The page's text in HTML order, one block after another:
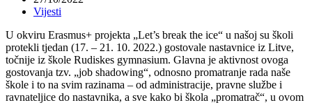
Vijesti
U okviru Erasmus+ projekta „Let’s break the ice“ u našoj su školi
protekli tjedan (17. – 21. 10. 2022.) gostovale nastavnice iz Litve,
točnije iz škole Rudiskes gymnasium. Glavna je aktivnost ovoga
gostovanja tzv. „job shadowing“, odnosno promatranje rada naše
škole i to na svim razinama – od administracije, pravne službe i
ravnateljice do nastavnika, a sve kako bi škola „promatrač“, u ovom